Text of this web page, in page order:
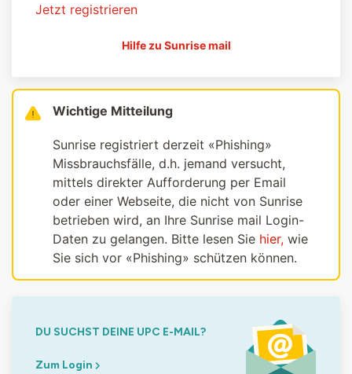
Jetzt registrieren
Hilfe zu Sunrise mail
Wichtige Mitteilung
Sunrise registriert derzeit «Phishing»
Missbrauchsfälle, d.h. jemand versucht,
mittels direkter Aufforderung per Email
oder einer Webseite, die nicht von Sunrise
betrieben wird, an Ihre Sunrise mail Login-
Daten zu gelangen. Bitte lesen Sie hier, wie
Sie sich vor «Phishing» schützen können.
DU SUCHST DEINE UPC E-MAIL?
Zum Login